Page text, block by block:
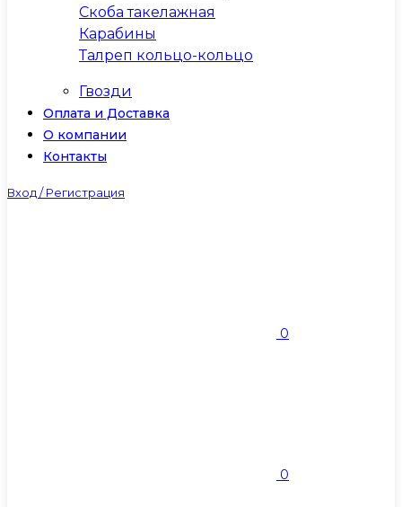
Скоба такелажная
Карабины
Талреп кольцо-кольцо
Гвозди
Оплата и Доставка
О компании
Контакты
Вход / Регистрация
0
0